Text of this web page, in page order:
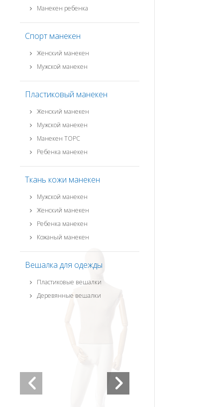
Манекен ребенка
Спорт манекен
Женский манекен
Мужской манекен
Пластиковый манекен
Женский манекен
Мужской манекен
Манекен ТОРС
Ребенка манекен
Ткань кожи манекен
Мужской манекен
Женский манекен
Ребенка манекен
Кожаный манекен
Вешалка для одежды
Пластиковые вешалки
Деревянные вешалки